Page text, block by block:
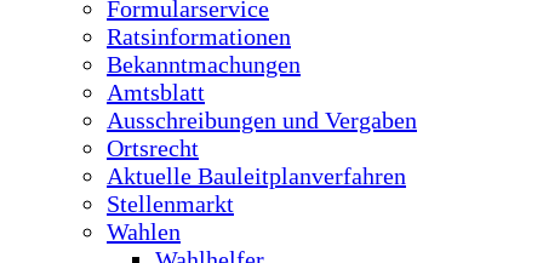
Formularservice
Ratsinformationen
Bekanntmachungen
Amtsblatt
Ausschreibungen und Vergaben
Ortsrecht
Aktuelle Bauleitplanverfahren
Stellenmarkt
Wahlen